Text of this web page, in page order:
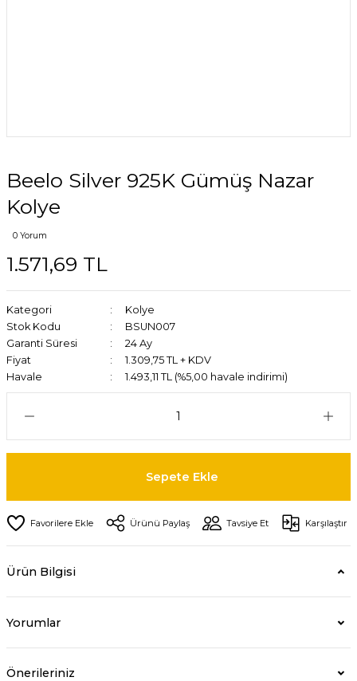
Beelo Silver 925K Gümüş Nazar
Kolye
0 Yorum
1.571,69 TL
Kategori
Kolye
Stok Kodu
BSUN007
Garanti Süresi
24 Ay
Fiyat
1.309,75 TL + KDV
Havale
1.493,11 TL (%5,00 havale indirimi)
Sepete Ekle
Ürünü Paylaş Tavsiye Et Karşılaştır
Ürün Bilgisi
Yorumlar
Önerileriniz